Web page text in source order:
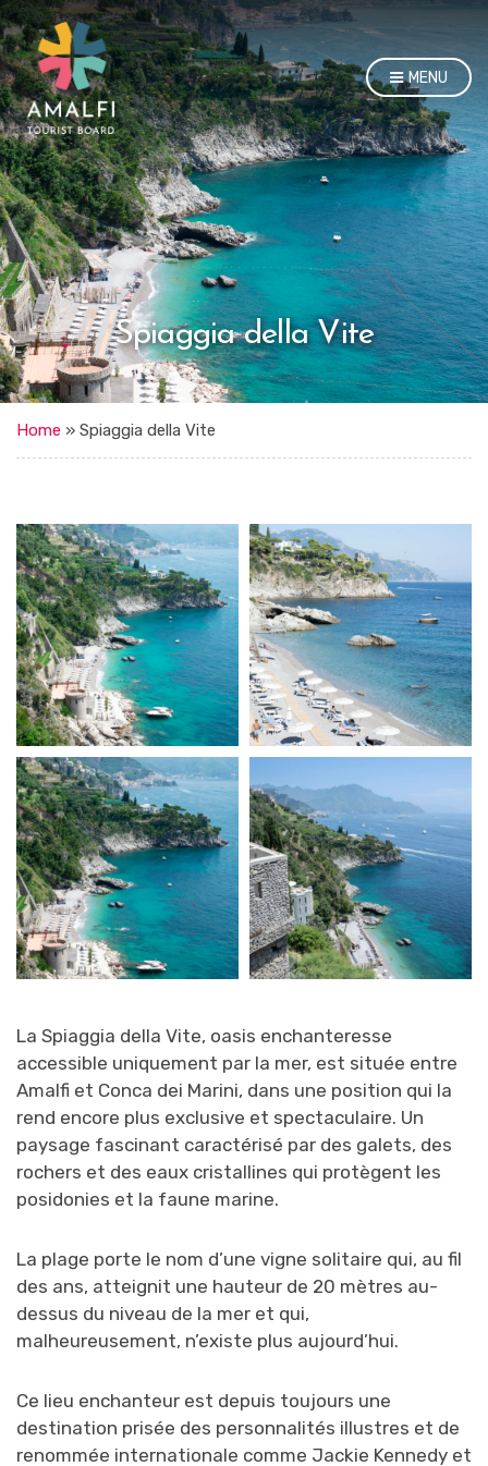
MENU
Spiaggia della Vite
Home » Spiaggia della Vite
La Spiaggia della Vite, oasis enchanteresse
accessible uniquement par la mer, est située entre
Amalfi et Conca dei Marini, dans une position qui la
rend encore plus exclusive et spectaculaire. Un
paysage fascinant caractérisé par des galets, des
rochers et des eaux cristallines qui protègent les
posidonies et la faune marine.
La plage porte le nom d’une vigne solitaire qui, au fil
des ans, atteignit une hauteur de 20 mètres au-
dessus du niveau de la mer et qui,
malheureusement, n’existe plus aujourd’hui.
Ce lieu enchanteur est depuis toujours une
destination prisée des personnalités illustres et de
renommée internationale comme Jackie Kennedy et